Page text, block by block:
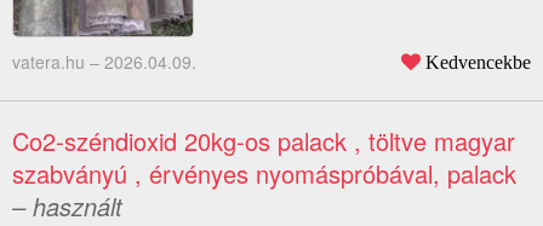
vatera.hu – 2026.04.09. Kedvencekbe
Co2-széndioxid 20kg-os palack , töltve magyar
szabványú , érvényes nyomáspróbával, palack
– használt